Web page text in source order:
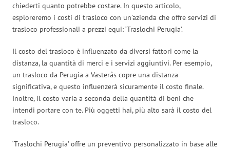
chiederti quanto potrebbe costare. In questo articolo,
esploreremo i costi di trasloco con un’azienda che offre servizi di
trasloco professionali a prezzi equi: ‘Traslochi Perugia’.
Il costo del trasloco è influenzato da diversi fattori come la
distanza, la quantità di merci e i servizi aggiuntivi. Per esempio,
un trasloco da Perugia a Västerås copre una distanza
significativa, e questo influenzerà sicuramente il costo finale.
Inoltre, il costo varia a seconda della quantità di beni che
intendi portare con te. Più oggetti hai, più alto sarà il costo del
trasloco.
‘Traslochi Perugia’ offre un preventivo personalizzato in base alle